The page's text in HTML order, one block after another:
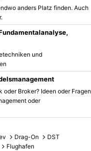
anders Platz finden. Auch
und
oder Broker? Ideen oder Fragen
oder
Drag-On
DST
Flughafen